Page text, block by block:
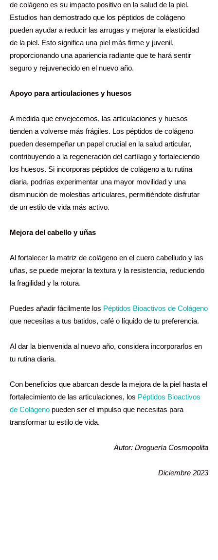
de colágeno es su impacto positivo en la salud de la piel.
Estudios han demostrado que los péptidos de colágeno
pueden ayudar a reducir las arrugas y mejorar la elasticidad
de la piel. Esto significa una piel más firme y juvenil,
proporcionando una apariencia radiante que te hará sentir
seguro y rejuvenecido en el nuevo año.
Apoyo para articulaciones y huesos
A medida que envejecemos, las articulaciones y huesos
tienden a volverse más frágiles. Los péptidos de colágeno
pueden desempeñar un papel crucial en la salud articular,
contribuyendo a la regeneración del cartílago y fortaleciendo
los huesos. Si incorporas péptidos de colágeno a tu rutina
diaria, podrías experimentar una mayor movilidad y una
disminución de molestias articulares, permitiéndote disfrutar
de un estilo de vida más activo.
Mejora del cabello y uñas
Al fortalecer la matriz de colágeno en el cuero cabelludo y las
uñas, se puede mejorar la textura y la resistencia, reduciendo
la fragilidad y la rotura.
Puedes añadir fácilmente los Péptidos Bioactivos de Colágeno
que necesitas a tus batidos, café o líquido de tu preferencia.
Al dar la bienvenida al nuevo año, considera incorporarlos en
tu rutina diaria.
Con beneficios que abarcan desde la mejora de la piel hasta el
fortalecimiento de las articulaciones, los Péptidos Bioactivos
de Colágeno pueden ser el impulso que necesitas para
transformar tu estilo de vida.
Autor: Droguería Cosmopolita
Diciembre 2023